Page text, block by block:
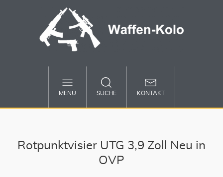
MENÜ SUCHE KONTAKT
Rotpunktvisier UTG 3,9 Zoll Neu in
OVP